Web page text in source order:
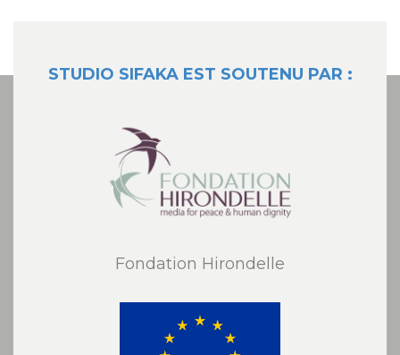
STUDIO SIFAKA EST SOUTENU PAR :
Fondation Hirondelle